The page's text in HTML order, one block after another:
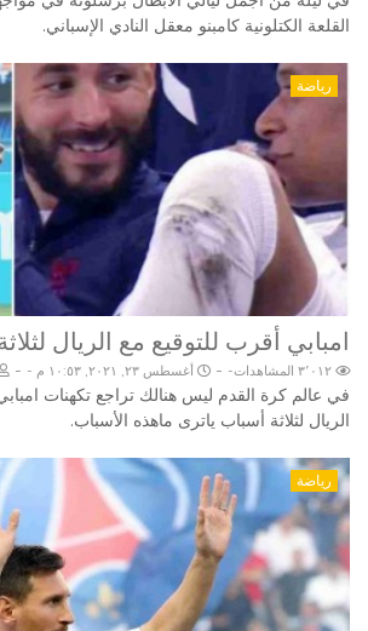
القلعة الكتلونية كامبنو معقل النادي الإسباني.
رياضة
امبابي أقرب للتوقيع مع الريال
- أغسطس ٢٣, ٢٠٢١, ١٠:٥٣ م -
في عالم كرة القدم ليس هنالك تراجع تكهنات
الريال لثلاثة أسباب ياترى ماهذه الأسباب.
رياضة